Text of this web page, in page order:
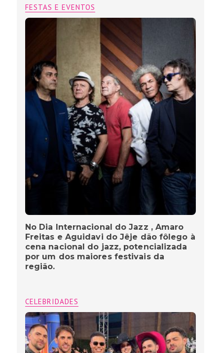
FESTAS E EVENTOS
No Dia Internacional do Jazz , Amaro
Freitas e Aguidavi do Jêje dão fôlego à
cena nacional do jazz, potencializada
por um dos maiores festivais da
região.
CELEBRIDADES